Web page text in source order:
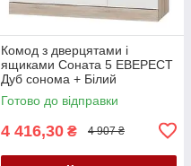
Комод з дверцятами і
ящиками Соната 5 ЕВЕРЕСТ
Дуб сонома + Білий
(105х38х93.5 см)
Готово до відправки
4 416,30 ₴ 4 907 ₴